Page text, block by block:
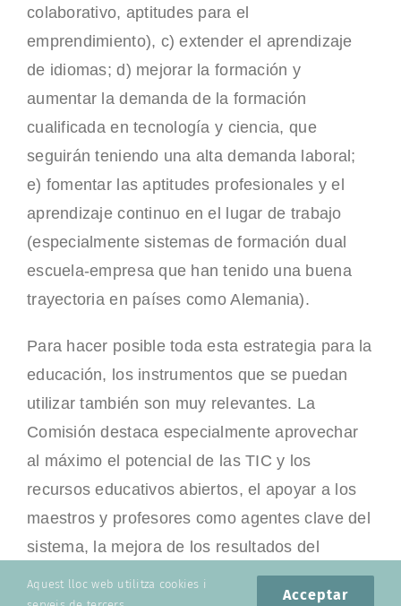
colaborativo, aptitudes para el
emprendimiento), c) extender el aprendizaje
de idiomas; d) mejorar la formación y
aumentar la demanda de la formación
cualificada en tecnología y ciencia, que
seguirán teniendo una alta demanda laboral;
e) fomentar las aptitudes profesionales y el
aprendizaje continuo en el lugar de trabajo
(especialmente sistemas de formación dual
escuela-empresa que han tenido una buena
trayectoria en países como Alemania).
Para hacer posible toda esta estrategia para la
educación, los instrumentos que se puedan
utilizar también son muy relevantes. La
Comisión destaca especialmente aprovechar
al máximo el potencial de las TIC y los
recursos educativos abiertos, el apoyar a los
maestros y profesores como agentes clave del
sistema, la mejora de los resultados del
aprendizaje, su evaluación y su
Aquest lloc web utilitza cookies i
Acceptar